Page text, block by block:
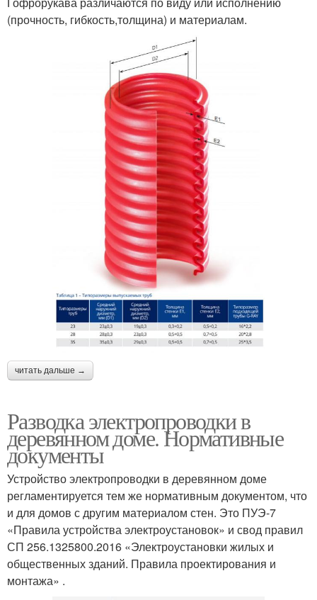
(прочность, гибкость,толщина) и материалам.
читать дальше →
Разводка электропроводки в
деревянном доме. Нормативные
документы
Устройство электропроводки в деревянном доме
регламентируется тем же нормативным документом, что
и для домов с другим материалом стен. Это ПУЭ-7
«Правила устройства электроустановок» и свод правил
СП 256.1325800.2016 «Электроустановки жилых и
общественных зданий. Правила проектирования и
монтажа» .